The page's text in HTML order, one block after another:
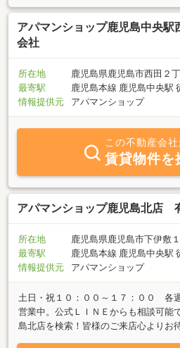
アパマンショップ鹿児島中央
会社
所在地
鹿児島県鹿児島市西田２
最寄駅
鹿児島本線 鹿児島中央駅
情報提供元
アパマンショップ
この不動産会
賃貸物件を
アパマンショップ鹿児島北店
所在地
鹿児島県鹿児島市下伊敷
最寄駅
鹿児島本線 鹿児島中央駅
情報提供元
アパマンショップ
土日・祝１０：００～１７：００ 各
営業中。公式ＬＩＮＥからも相談可能
島北店を検索！皆様のご来店心よりお